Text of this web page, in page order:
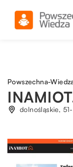
Powszechna-
dolnośląskie,